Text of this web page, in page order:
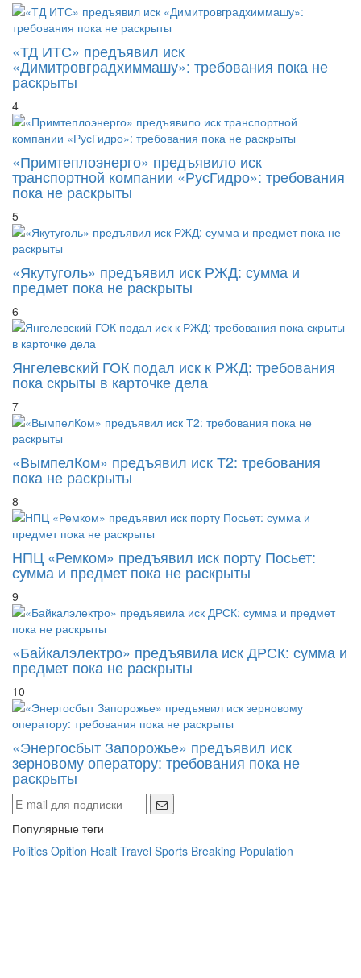
«ТД ИТС» предъявил иск
«Димитровградхиммашу»: требования пока не
раскрыты
4
«Примтеплоэнерго» предъявило иск
транспортной компании «РусГидро»: требования
пока не раскрыты
5
«Якутуголь» предъявил иск РЖД: сумма и
предмет пока не раскрыты
6
Янгелевский ГОК подал иск к РЖД: требования
пока скрыты в карточке дела
7
«ВымпелКом» предъявил иск Т2: требования
пока не раскрыты
8
НПЦ «Ремком» предъявил иск порту Посьет:
сумма и предмет пока не раскрыты
9
«Байкалэлектро» предъявила иск ДРСК: сумма и
предмет пока не раскрыты
10
«Энергосбыт Запорожье» предъявил иск
зерновому оператору: требования пока не
раскрыты
Популярные теги
Politics Opition Healt